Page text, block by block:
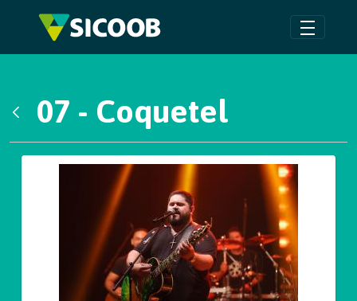
Pular para o Conteúdo principal
07 - Coquetel
Galeria de Mídias